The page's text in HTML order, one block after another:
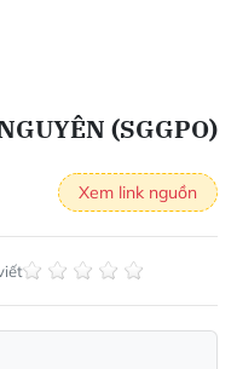
(SGGPO)
Xem link nguồn